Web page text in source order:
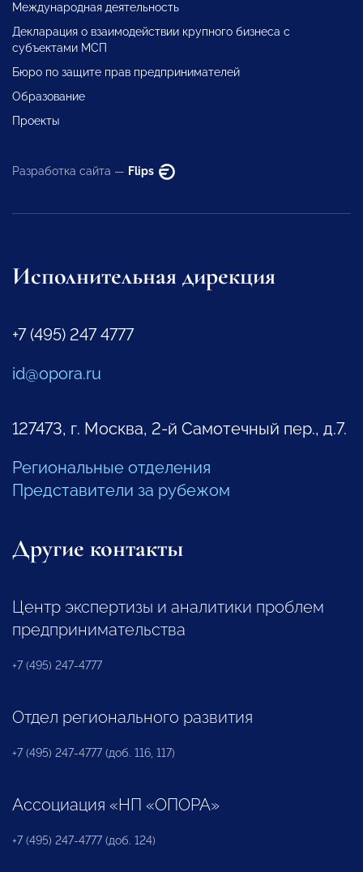
Международная деятельность
Декларация о взаимодействии крупного бизнеса с
субъектами МСП
Бюро по защите прав предпринимателей
Образование
Проекты
Разработка сайта — Flips
Исполнительная дирекция
+7 (495) 247 4777
id@opora.ru
127473, г. Москва, 2-й Самотечный пер., д.7.
Региональные отделения
Представители за рубежом
Другие контакты
Центр экспертизы и аналитики проблем
предпринимательства
+7 (495) 247-4777
Отдел регионального развития
+7 (495) 247-4777 (доб. 116, 117)
Ассоциация «НП «ОПОРА»
+7 (495) 247-4777 (доб. 124)